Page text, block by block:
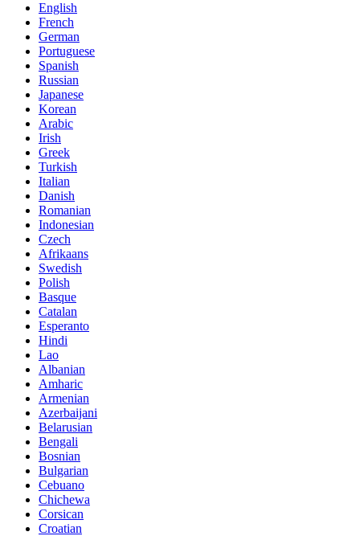
English
French
German
Portuguese
Spanish
Russian
Japanese
Korean
Arabic
Irish
Greek
Turkish
Italian
Danish
Romanian
Indonesian
Czech
Afrikaans
Swedish
Polish
Basque
Catalan
Esperanto
Hindi
Lao
Albanian
Amharic
Armenian
Azerbaijani
Belarusian
Bengali
Bosnian
Bulgarian
Cebuano
Chichewa
Corsican
Croatian